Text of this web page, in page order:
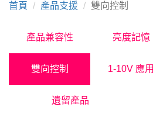
首頁 產品支援 雙向控制
產品兼容性 亮度記憶
雙向控制 1-10V 應用
遺留產品